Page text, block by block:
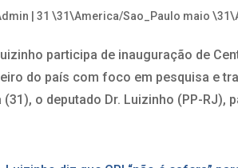
|31 \31\America/Sao_Paulo maio
participa de inauguração de
do país com foco em pesquisa e
(31), o deputado Dr. Luizinho (PP-RJ),